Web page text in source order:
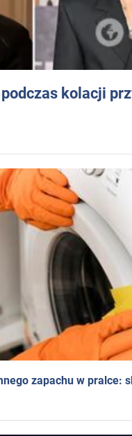
kolacji
zapachu w pralce: